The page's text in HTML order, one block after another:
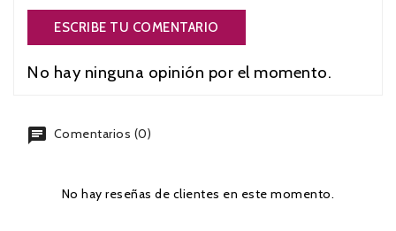
ESCRIBE TU COMENTARIO
No hay ninguna opinión por el momento.
chat Comentarios (0)
No hay reseñas de clientes en este momento.